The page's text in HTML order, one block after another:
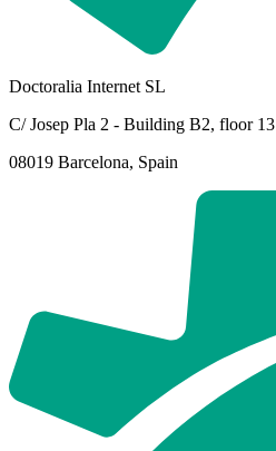
Doctoralia Internet SL
C/ Josep Pla 2 - Building B2, floor 13
08019 Barcelona, Spain